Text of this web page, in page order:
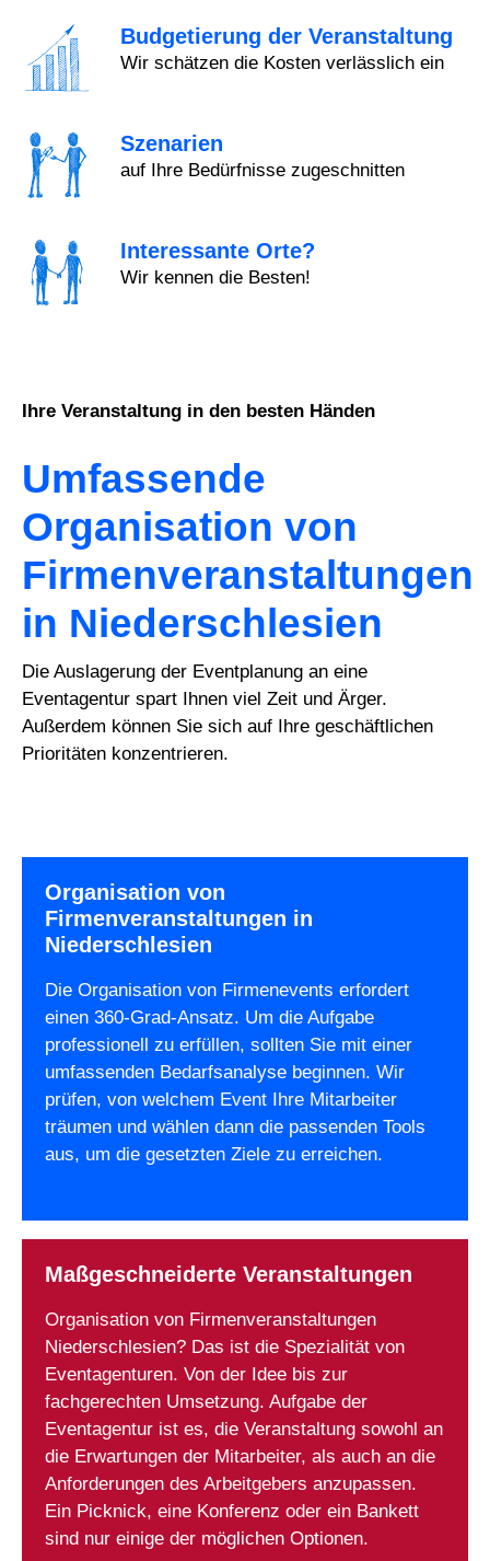
Budgetierung der Veranstaltung
Wir schätzen die Kosten verlässlich ein
Szenarien
auf Ihre Bedürfnisse zugeschnitten
Interessante Orte?
Wir kennen die Besten!
Ihre Veranstaltung in den besten Händen
Umfassende
Organisation von
Firmenveranstaltungen
in Niederschlesien
Die Auslagerung der Eventplanung an eine
Eventagentur spart Ihnen viel Zeit und Ärger.
Außerdem können Sie sich auf Ihre geschäftlichen
Prioritäten konzentrieren.
Organisation von
Firmenveranstaltungen in
Niederschlesien
Die Organisation von Firmenevents erfordert
einen 360-Grad-Ansatz. Um die Aufgabe
professionell zu erfüllen, sollten Sie mit einer
umfassenden Bedarfsanalyse beginnen. Wir
prüfen, von welchem Event Ihre Mitarbeiter
träumen und wählen dann die passenden Tools
aus, um die gesetzten Ziele zu erreichen.
Maßgeschneiderte Veranstaltungen
Organisation von Firmenveranstaltungen
Niederschlesien? Das ist die Spezialität von
Eventagenturen. Von der Idee bis zur
fachgerechten Umsetzung. Aufgabe der
Eventagentur ist es, die Veranstaltung sowohl an
die Erwartungen der Mitarbeiter, als auch an die
Anforderungen des Arbeitgebers anzupassen.
Ein Picknick, eine Konferenz oder ein Bankett
sind nur einige der möglichen Optionen.